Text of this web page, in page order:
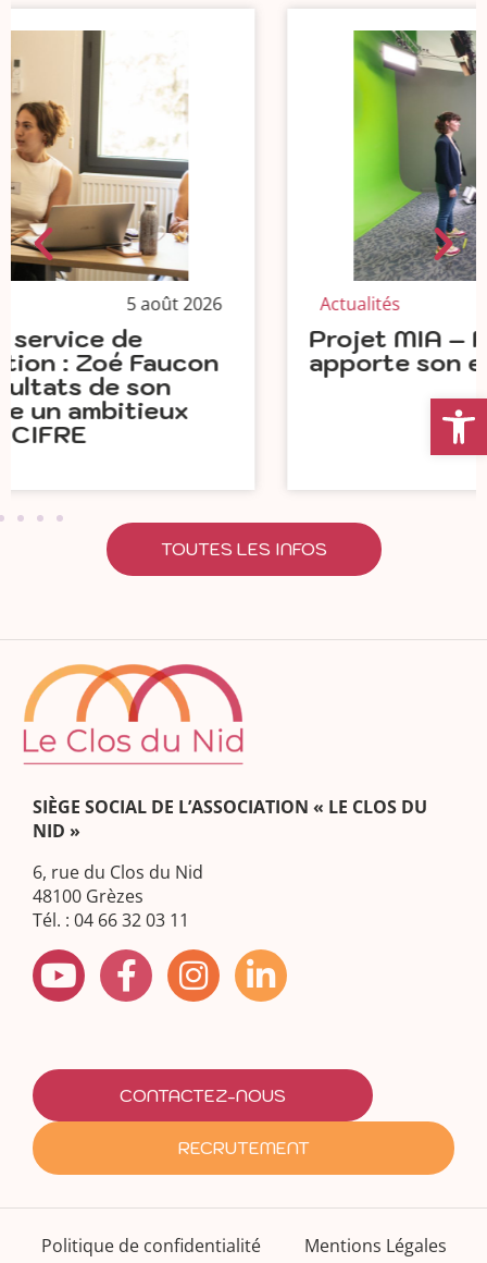
Ouvrir
30 juillet 2026
Projet MIA – PHV : Le Clos du Nid
apporte son expertise en vidéo
TOUTES LES INFOS
SIÈGE SOCIAL DE L’ASSOCIATION « LE CLOS DU
NID »
6, rue du Clos du Nid
48100 Grèzes
Tél. : 04 66 32 03 11
CONTACTEZ-NOUS
RECRUTEMENT
Politique de confidentialité Mentions Légales